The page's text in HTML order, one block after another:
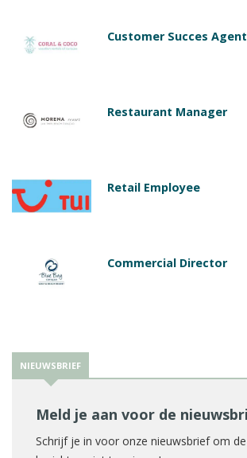
Customer Succes Agent
Restaurant Manager
Retail Employee
Commercial Director
NIEUWSBRIEF
Meld je aan voor de
Schrijf je in voor onze nieuwsbrief om